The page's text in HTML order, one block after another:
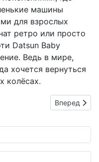
машины
для взрослых
ретро или просто
Datsun Baby
Ведь в мире,
хочется вернуться
колёсах.
Луне: Koito Manufacturing
Следующий:
Вперед